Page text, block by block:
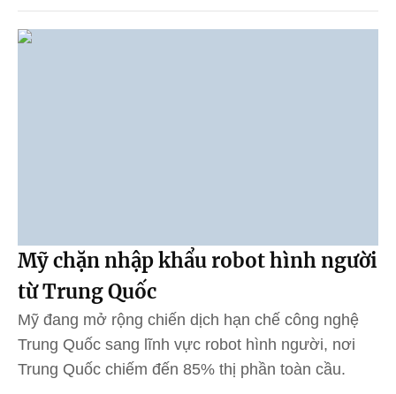
Mỹ chặn nhập khẩu robot hình người
từ Trung Quốc
Mỹ đang mở rộng chiến dịch hạn chế công nghệ
Trung Quốc sang lĩnh vực robot hình người, nơi
Trung Quốc chiếm đến 85% thị phần toàn cầu.